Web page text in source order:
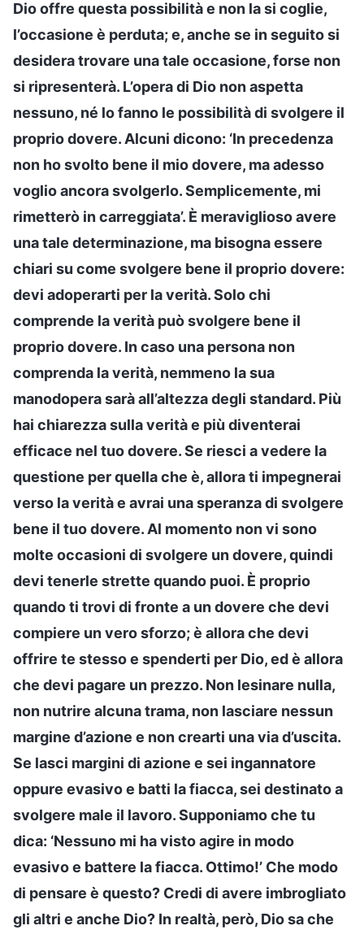
Dio offre questa possibilità e non la si coglie,
l’occasione è perduta; e, anche se in seguito si
desidera trovare una tale occasione, forse non
si ripresenterà. L’opera di Dio non aspetta
nessuno, né lo fanno le possibilità di svolgere il
proprio dovere. Alcuni dicono: ‘In precedenza
non ho svolto bene il mio dovere, ma adesso
voglio ancora svolgerlo. Semplicemente, mi
rimetterò in carreggiata’. È meraviglioso avere
una tale determinazione, ma bisogna essere
chiari su come svolgere bene il proprio dovere:
devi adoperarti per la verità. Solo chi
comprende la verità può svolgere bene il
proprio dovere. In caso una persona non
comprenda la verità, nemmeno la sua
manodopera sarà all’altezza degli standard. Più
hai chiarezza sulla verità e più diventerai
efficace nel tuo dovere. Se riesci a vedere la
questione per quella che è, allora ti impegnerai
verso la verità e avrai una speranza di svolgere
bene il tuo dovere. Al momento non vi sono
molte occasioni di svolgere un dovere, quindi
devi tenerle strette quando puoi. È proprio
quando ti trovi di fronte a un dovere che devi
compiere un vero sforzo; è allora che devi
offrire te stesso e spenderti per Dio, ed è allora
che devi pagare un prezzo. Non lesinare nulla,
non nutrire alcuna trama, non lasciare nessun
margine d’azione e non crearti una via d’uscita.
Se lasci margini di azione e sei ingannatore
oppure evasivo e batti la fiacca, sei destinato a
svolgere male il lavoro. Supponiamo che tu
dica: ‘Nessuno mi ha visto agire in modo
evasivo e battere la fiacca. Ottimo!’ Che modo
di pensare è questo? Credi di avere imbrogliato
gli altri e anche Dio? In realtà, però, Dio sa che